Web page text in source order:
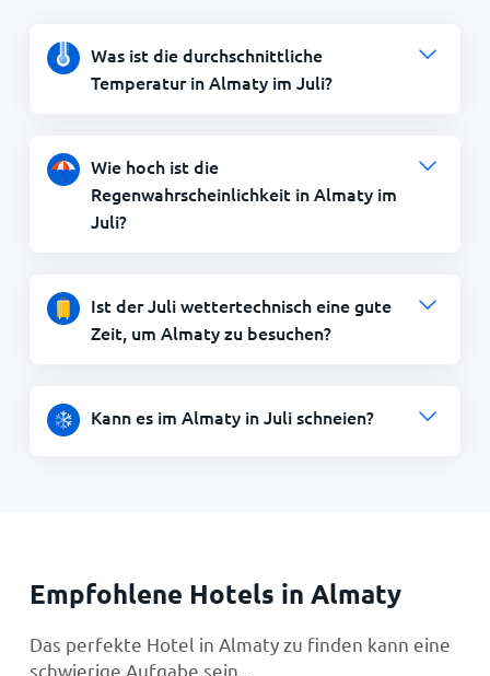
Was ist die durchschnittliche
Temperatur in Almaty im Juli?
Wie hoch ist die
Regenwahrscheinlichkeit in Almaty im
Juli?
Ist der Juli wettertechnisch eine gute
Zeit, um Almaty zu besuchen?
Kann es im Almaty in Juli schneien?
Empfohlene Hotels in Almaty
Das perfekte Hotel in Almaty zu finden kann eine
schwierige Aufgabe sein...